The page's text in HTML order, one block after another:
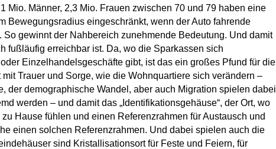
Mio. Männer, 2,3 Mio. Frauen zwischen 70 und 79 haben eine
Bewegungsradius eingeschränkt, wenn der Auto fahrende
So gewinnt der Nahbereich zunehmende Bedeutung. Und damit
fußläufig erreichbar ist. Da, wo die Sparkassen sich
Einzelhandelsgeschäfte gibt, ist das ein großes Pfund für die
Trauer und Sorge, wie die Wohnquartiere sich verändern –
der demographische Wandel, aber auch Migration spielen dabei
werden – und damit das „Identifikationsgehäuse“, der Ort, wo
Hause fühlen und einen Referenzrahmen für Austausch und
einen solchen Referenzrahmen. Und dabei spielen auch die
sind Kristallisationsort für Feste und Feiern, für